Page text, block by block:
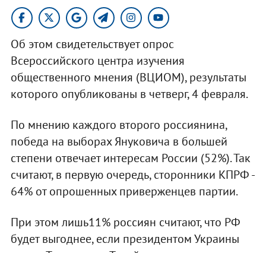
Об этом свидетельствует опрос
Всероссийского центра изучения
общественного мнения (ВЦИОМ), результаты
которого опубликованы в четверг, 4 февраля.
По мнению каждого второго россиянина,
победа на выборах Януковича в большей
степени отвечает интересам России (52%). Так
считают, в первую очередь, сторонники КПРФ -
64% от опрошенных приверженцев партии.
При этом лишь11% россиян считают, что РФ
будет выгоднее, если президентом Украины